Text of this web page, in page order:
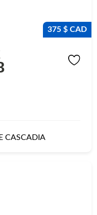
375 $ CAD
CASCADIA